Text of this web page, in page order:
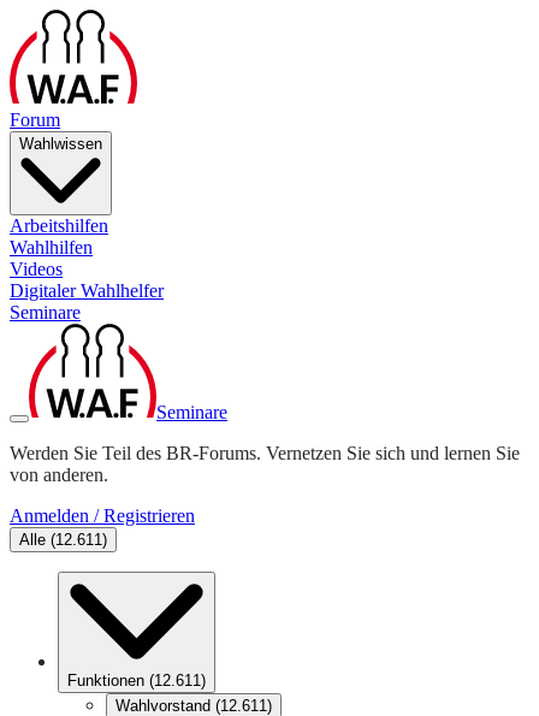
Forum
Wahlwissen
Arbeitshilfen
Wahlhilfen
Videos
Digitaler Wahlhelfer
Seminare
Seminare
Werden Sie Teil des BR-Forums. Vernetzen Sie sich und lernen Sie
von anderen.
Anmelden / Registrieren
Alle (12.611)
Funktionen (12.611)
Wahlvorstand (12.611)